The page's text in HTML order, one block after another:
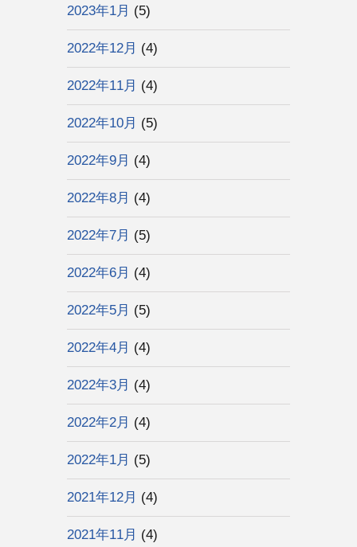
2023年1月 (5)
2022年12月 (4)
2022年11月 (4)
2022年10月 (5)
2022年9月 (4)
2022年8月 (4)
2022年7月 (5)
2022年6月 (4)
2022年5月 (5)
2022年4月 (4)
2022年3月 (4)
2022年2月 (4)
2022年1月 (5)
2021年12月 (4)
2021年11月 (4)